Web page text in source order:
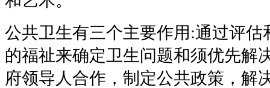
公共卫生有三个主要作用 :通过评估
的福祉来确定卫生问题和须优先解
府领导人合作，制定公共政策，解